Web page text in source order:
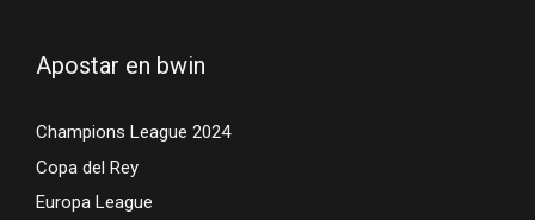
Apostar en bwin
Champions League 2024
Copa del Rey
Europa League